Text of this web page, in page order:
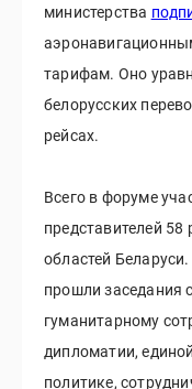
министерства
тарифам. Оно
белорусских
рейсах.
Всего в форуме
представителей 58
областей
прошли заседания
гуманитарному
дипломатии,
политике,